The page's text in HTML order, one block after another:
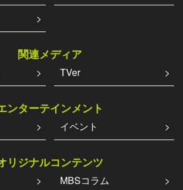
関連メディア
TVer
ンターテインメント
イベント
リジナルコンテンツ
MBSコラム